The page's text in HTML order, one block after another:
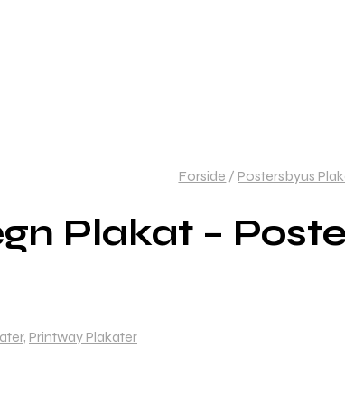
Forside / Postersbyus
Plakat –
, Printway Plakater